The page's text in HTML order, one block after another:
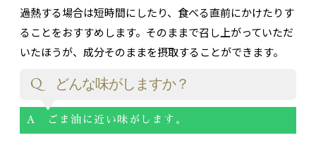
過熱する場合は短時間にしたり、食べる直前にかけたりす
ることをおすすめします。そのままで召し上がっていただ
いたほうが、成分そのままを摂取することができます。
Q どんな味がしますか？
A ごま油に近い味がします。